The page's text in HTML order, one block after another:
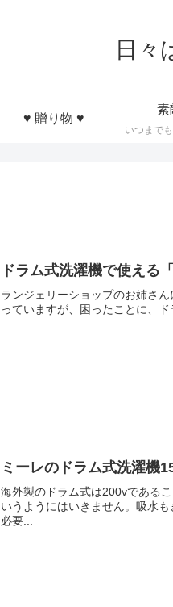
日々
♥ 贈り物 ♥
素
ドラム式洗濯機で使える
ランジェリーショップのお姉さ
っていますが、困ったことに、
ミーレのドラム式洗濯機
海外製のドラム式は200vである
いうようにはいきません。吸水
必要...